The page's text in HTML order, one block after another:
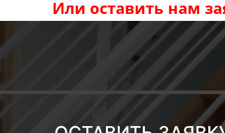
Или оставить нам